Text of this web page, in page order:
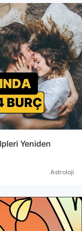
Yeniden
Astroloji